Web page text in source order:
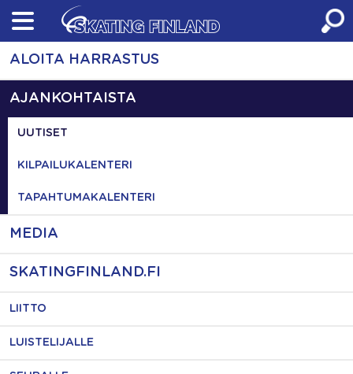
Skip
content
ALOITA HARRASTUS
AJANKOHTAISTA
UUTISET
KILPAILUKALENTERI
TAPAHTUMAKALENTERI
MEDIA
SKATINGFINLAND.FI
LIITTO
LUISTELIJALLE